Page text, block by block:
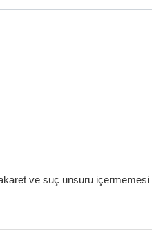
ve suç unsuru içermemesi